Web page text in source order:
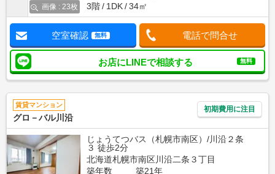
画像 : 23枚
3階
1DK 34㎡
空室確認 無料 電話で問合せ
お店にLINEで相談する 無料
賃貸マンション
グロ－バル川沿
初期費用に注目
じょうてつバス（札幌市南区）/川沿２条
３ 徒歩2分
北海道札幌市南区川沿二条３丁目
築年数
築21年